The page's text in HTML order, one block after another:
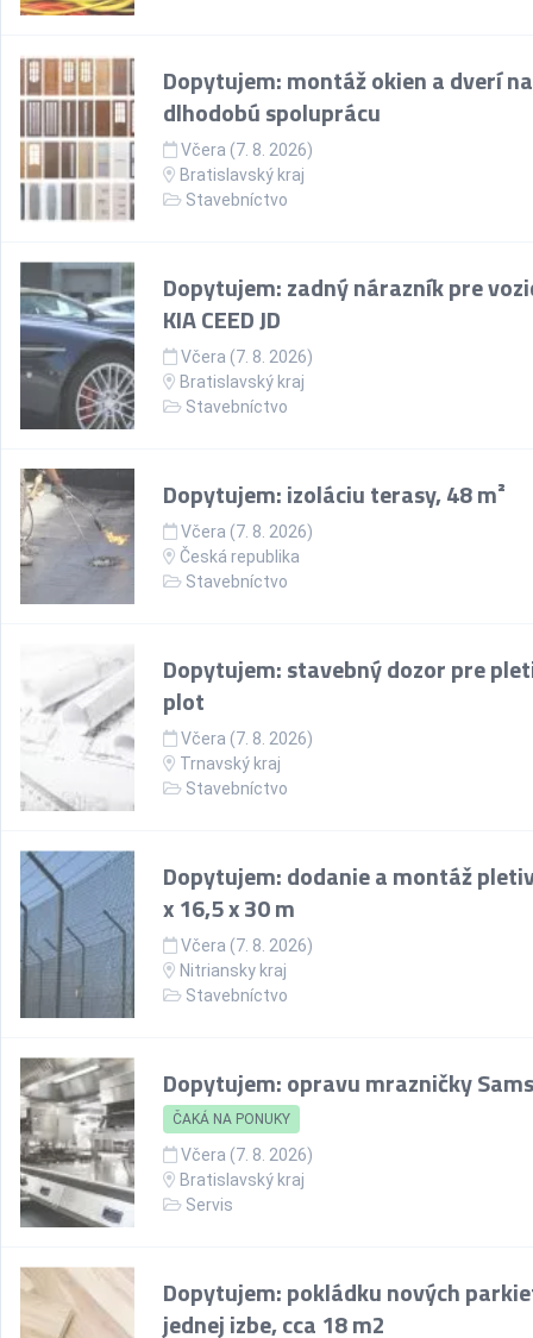
Dopytujem: montáž okien a dverí na
dlhodobú spoluprácu
Včera (7. 8. 2026)
Bratislavský kraj
Stavebníctvo
Dopytujem: zadný nárazník pre
KIA CEED JD
Včera (7. 8. 2026)
Bratislavský kraj
Stavebníctvo
Dopytujem: izoláciu terasy, 48 m²
Včera (7. 8. 2026)
Česká republika
Stavebníctvo
Dopytujem: stavebný dozor pre
plot
Včera (7. 8. 2026)
Trnavský kraj
Stavebníctvo
Dopytujem: dodanie a montáž
x 16,5 x 30 m
Včera (7. 8. 2026)
Nitriansky kraj
Stavebníctvo
Dopytujem: opravu mrazničky
ČAKÁ NA PONUKY
Včera (7. 8. 2026)
Bratislavský kraj
Servis
Dopytujem: pokládku nových
jednej izbe, cca 18 m2